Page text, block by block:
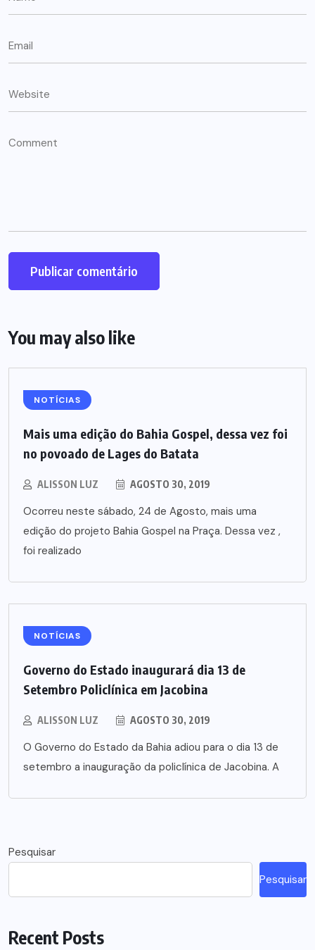
You may also like
NOTÍCIAS
Mais uma edição do Bahia Gospel, dessa vez foi
no povoado de Lages do Batata
ALISSON LUZ AGOSTO 30, 2019
Ocorreu neste sábado, 24 de Agosto, mais uma
edição do projeto Bahia Gospel na Praça. Dessa vez ,
foi realizado
NOTÍCIAS
Governo do Estado inaugurará dia 13 de
Setembro Policlínica em Jacobina
ALISSON LUZ AGOSTO 30, 2019
O Governo do Estado da Bahia adiou para o dia 13 de
setembro a inauguração da policlínica de Jacobina. A
Pesquisar
Pesquisar
Recent Posts